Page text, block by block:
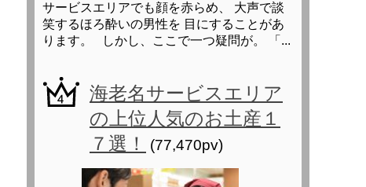
サービスエリアでも顔を赤らめ、 大声で談
笑するほろ酔いの男性を 目にすることがあ
ります。 しかし、ここで一つ疑問が。 「...
海老名サービスエリア
の上位人気のお土産１
７選！
(77,470pv)